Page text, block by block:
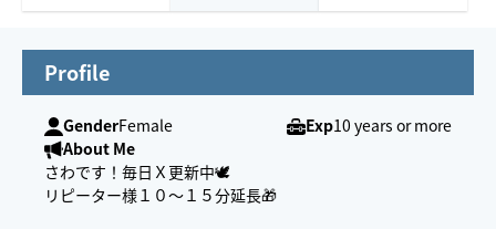
Profile
GenderFemale Exp10 years or more
About Me
さわです！毎日Ｘ更新中🕊️
リピーター様１０〜１５分延長🎁